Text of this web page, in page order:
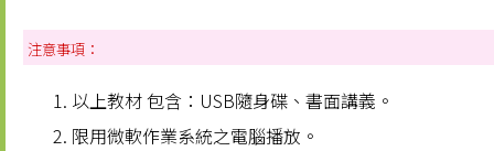
注意事項：
以上教材 包含：USB隨身碟、書面講義。
限用微軟作業系統之電腦播放。